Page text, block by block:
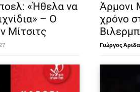
«Ήθελα να
– Ο
Μίτσιτς
Άρμονι
χρόνο
Γιώργος